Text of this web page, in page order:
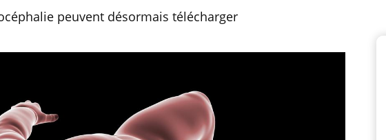
peuvent désormais télécharger